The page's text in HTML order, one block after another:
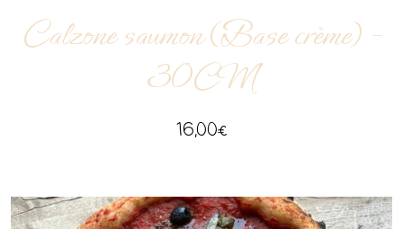
Calzone saumon (Base crème) –
30CM
16,00€